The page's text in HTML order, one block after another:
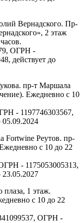
Вернадского. Пр-
2 этаж
ОГРН -
действует до
пр-т Маршала
Ежедневно с 10
- 1197746303567,
Fortwine Реутов. пр-
с 10 до 22
- 1175053005313,
1 этаж.
с 10 до 22
ОГРН -